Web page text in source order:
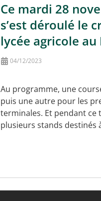
Ce mardi 28
s’est déroulé le
lycée agricole au
04/12/2023
Au programme, une
puis une autre pour les
terminales. Et pendant ce
plusieurs stands destinés